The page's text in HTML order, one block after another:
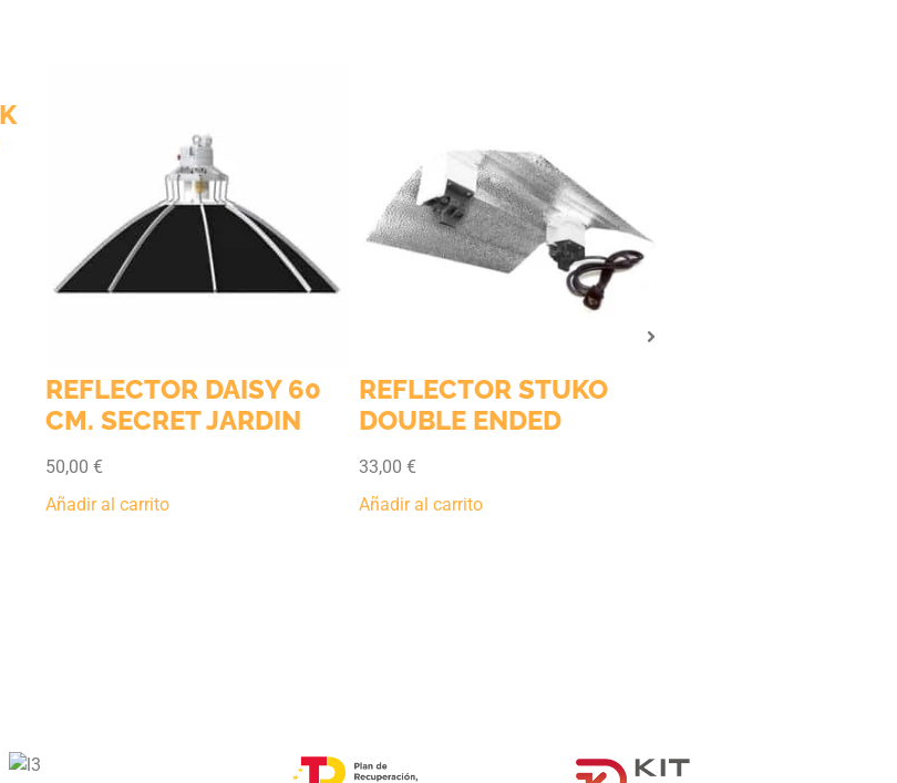
REFLECTOR DAISY 60
CM. SECRET JARDIN
50,00€
Añadir al carrito
REFLECTOR STUKO
DOUBLE ENDED
33,00€
Añadir al carrito
Añadir al carrito